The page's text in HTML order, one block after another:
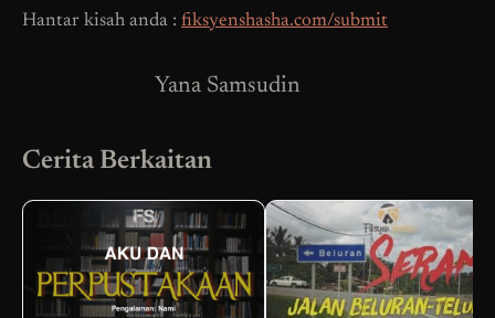
Hantar kisah anda : fiksyenshasha.com/submit
Yana Samsudin
Cerita Berkaitan